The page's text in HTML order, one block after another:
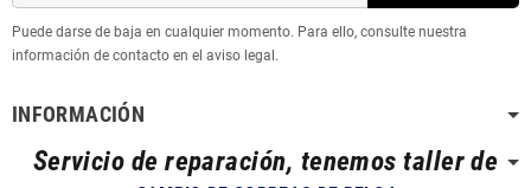
Puede darse de baja en cualquier momento. Para ello, consulte nuestra
información de contacto en el aviso legal.
INFORMACIÓN
Servicio de reparación, tenemos taller de